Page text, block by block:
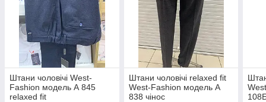
Штани чоловічі West-
Fashion модель А 845
relaxed fit
Штани чоловічі relaxed fit
West-Fashion модель А
838 чінос